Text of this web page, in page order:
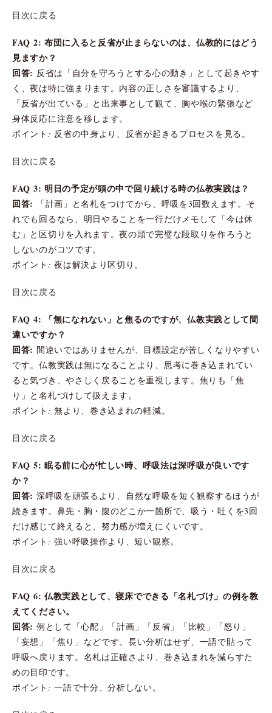
目次に戻る
FAQ 2: 布団に入ると反省が止まらないのは、仏教的にはどう
見ますか？
回答: 反省は「自分を守ろうとする心の動き」として起きやす
く、夜は特に強まります。内容の正しさを審議するより、
「反省が出ている」と出来事として観て、胸や喉の緊張など
身体反応に注意を移します。
ポイント: 反省の中身より、反省が起きるプロセスを見る。
目次に戻る
FAQ 3: 明日の予定が頭の中で回り続ける時の仏教実践は？
回答:
「計画」と名札をつけてから、呼吸を3回数えます。そ
れでも回るなら、明日やることを一行だけメモして「今は休
む」と区切りを入れます。夜の頭で完璧な段取りを作ろうと
しないのがコツです。
ポイント: 夜は解決より区切り。
目次に戻る
FAQ 4: 「無になれない」と焦るのですが、仏教実践として間
違いですか？
回答: 間違いではありませんが、目標設定が苦しくなりやすい
です。仏教実践は無になることより、思考に巻き込まれてい
ると気づき、やさしく戻ることを重視します。焦りも「焦
り」と名札づけして扱えます。
ポイント: 無より、巻き込まれの軽減。
目次に戻る
FAQ 5: 眠る前に心が忙しい時、呼吸法は深呼吸が良いです
か？
回答: 深呼吸を頑張るより、自然な呼吸を短く観察するほうが
続きます。鼻先・胸・腹のどこか一箇所で、吸う・吐くを3回
だけ感じて終えると、努力感が増えにくいです。
ポイント: 強い呼吸操作より、短い観察。
目次に戻る
FAQ 6: 仏教実践として、寝床でできる「名札づけ」の例を教
えてください。
回答: 例として「心配」「計画」「反省」「比較」「怒り」
「妄想」「焦り」などです。長い分析はせず、一語で貼って
呼吸へ戻ります。名札は正確さより、巻き込まれを減らすた
めの目印です。
ポイント: 一語で十分、分析しない。